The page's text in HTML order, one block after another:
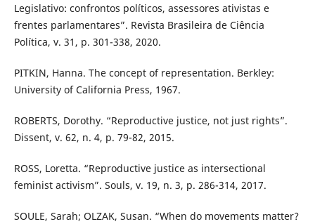
Legislativo: confrontos políticos, assessores ativistas e
frentes parlamentares”. Revista Brasileira de Ciência
Política, v. 31, p. 301-338, 2020.
PITKIN, Hanna. The concept of representation. Berkley:
University of California Press, 1967.
ROBERTS, Dorothy. “Reproductive justice, not just rights”.
Dissent, v. 62, n. 4, p. 79-82, 2015.
ROSS, Loretta. “Reproductive justice as intersectional
feminist activism”. Souls, v. 19, n. 3, p. 286-314, 2017.
SOULE, Sarah; OLZAK, Susan. “When do movements matter?